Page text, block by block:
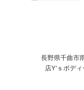
長野県千曲市
店Y’ｓボデ